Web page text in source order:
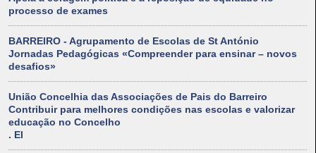
processo de exames
BARREIRO - Agrupamento de Escolas de St António
Jornadas Pedagógicas «Compreender para ensinar – novos
desafios»
União Concelhia das Associações de Pais do Barreiro
Contribuir para melhores condições nas escolas e valorizar
educação no Concelho
. El